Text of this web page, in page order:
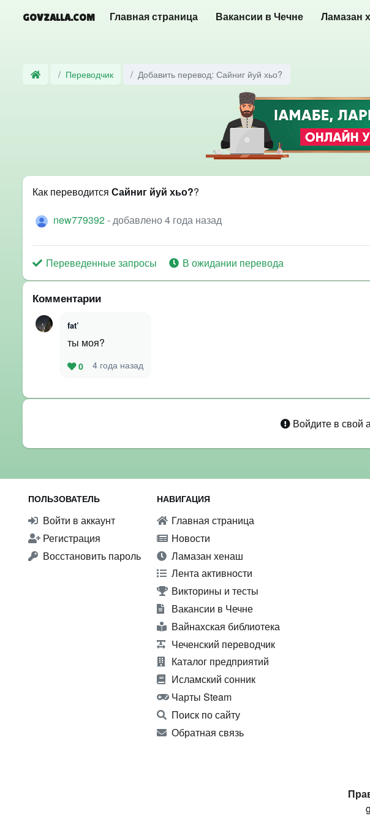
GOVZALLA.COM Главная страница Вакансии в Чечне Ламазан
Переводчик Добавить перевод: Сайниг йуй хьо?
Как переводится Сайниг йуй хьо??
new779392- добавлено 4 года назад
Переведенные запросы В ожидании перевода
Комментарии
fat’
ты моя?
0 4 года назад
Войдите в свой
ПОЛЬЗОВАТЕЛЬ
Войти в аккаунт
Регистрация
Восстановить пароль
НАВИГАЦИЯ
Главная страница
Новости
Ламазан хенаш
Лента активности
Викторины и тесты
Вакансии в Чечне
Вайнахская библиотека
Чеченский переводчик
Каталог предприятий
Исламский сонник
Чарты Steam
Поиск по сайту
Обратная связь